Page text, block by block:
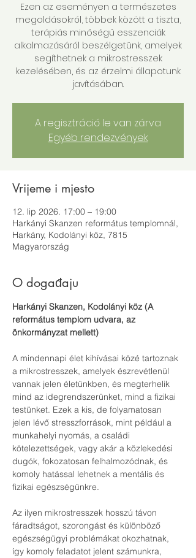
Ezen az eseményen a természetes
megoldásokról, többek között a tiszta,
terápiás minőségű esszenciák
alkalmazásáról beszélgetünk, amelyek
segíthetnek a mikrostresszek
kezelésében, és az érzelmi állapotunk
javításában.
A regisztráció le van zárva
Egyéb rendezvények
Vrijeme i mjesto
12. lip 2026. 17:00 – 19:00
Harkányi Skanzen református templomnál,
Harkány, Kodolányi köz, 7815
Magyarország
O događaju
Harkányi Skanzen, Kodolányi köz (A
református templom udvara, az
önkormányzat mellett)
A mindennapi élet kihívásai közé tartoznak
a mikrostresszek, amelyek észrevétlenül
vannak jelen életünkben, és megterhelik
mind az idegrendszerünket, mind a fizikai
testünket. Ezek a kis, de folyamatosan
jelen lévő stresszforrások, mint például a
munkahelyi nyomás, a családi
kötelezettségek, vagy akár a közlekedési
dugók, fokozatosan felhalmozódnak, és
komoly hatással lehetnek a mentális és
fizikai egészségünkre.
Az ilyen mikrostresszek hosszú távon
fáradtságot, szorongást és különböző
egészségügyi problémákat okozhatnak,
így komoly feladatot jelent számunkra,